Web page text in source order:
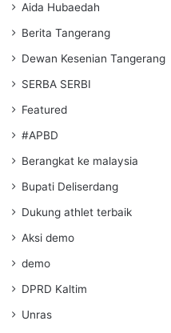
Aida Hubaedah
Berita Tangerang
Dewan Kesenian Tangerang
SERBA SERBI
Featured
#APBD
Berangkat ke malaysia
Bupati Deliserdang
Dukung athlet terbaik
Aksi demo
demo
DPRD Kaltim
Unras